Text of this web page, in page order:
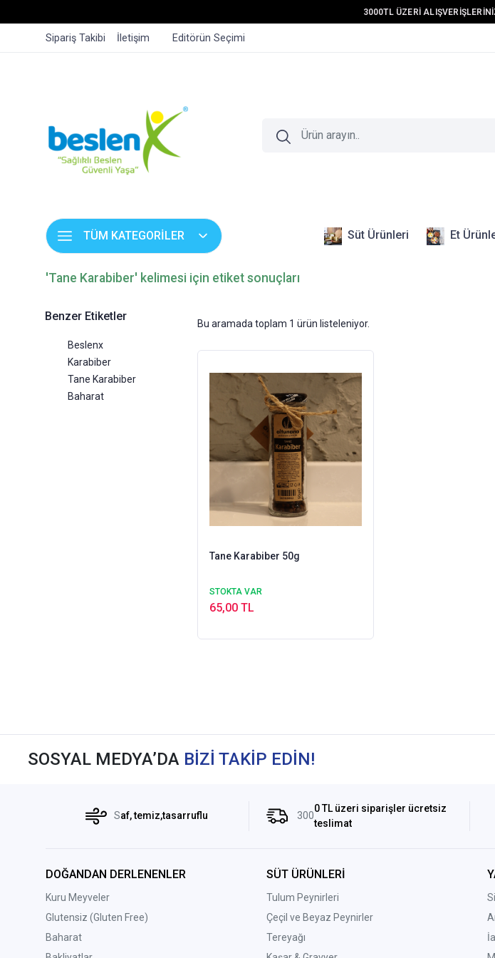
3000TL ÜZERİ
Sipariş Takibi İletişim Editörün Seçimi
TÜM KATEGORİLER Süt Ürünleri Et
'Tane Karabiber' kelimesi için etiket sonuçları
Benzer Etiketler
Beslenx
Karabiber
Tane Karabiber
Baharat
Bu aramada toplam 1 ürün listeleniyor.
Tane Karabiber 50g
STOKTA VAR
65,00 TL
SOSYAL MEDYA’DA BİZİ TAKİP EDİN!
Saf, temiz,tasarruflu 300
0 TL üzeri siparişler ücretsiz
teslimat
DOĞANDAN DERLENENLER
Kuru Meyveler
Glutensiz (Gluten Free)
Baharat
SÜT ÜRÜNLERİ
Tulum Peynirleri
Çeçil ve Beyaz Peynirler
Tereyağı